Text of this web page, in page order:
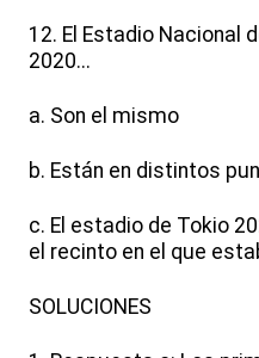
12. El Estadio Nacional
2020...
a. Son el mismo
b. Están en distintos
c. El estadio de Tokio
el recinto en el que
SOLUCIONES